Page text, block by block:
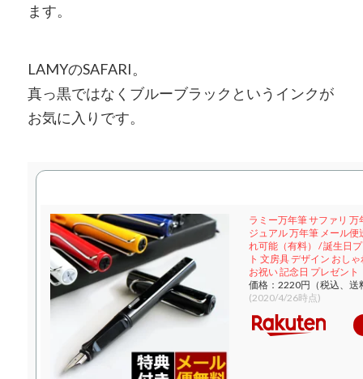
ます。
LAMYのSAFARI。
真っ黒ではなくブルーブラックというインクが
お気に入りです。
ラミー万年筆 サファリ 万
ジュアル 万年筆 メール便
れ可能（有料） / 誕生日
ト 文房具 デザイン おし
お祝い 記念日 プレゼント
価格：2220円（税込、送
(2020/4/26時点)